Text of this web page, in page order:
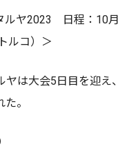
ルヤ2023 日程：10月
ルコ）＞
は大会5日目を迎え、
。